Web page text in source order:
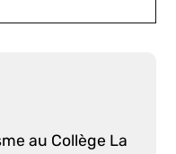
au Collège La